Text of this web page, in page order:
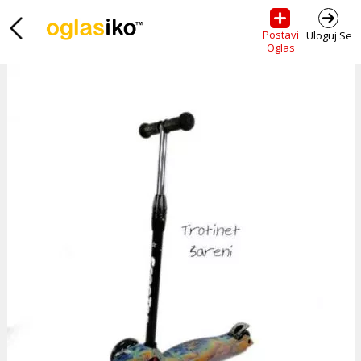
Postavi
Oglas
Uloguj Se